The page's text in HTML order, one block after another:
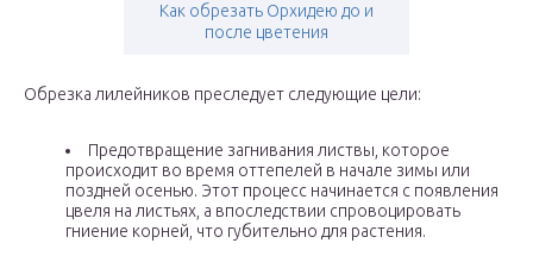
Как обрезать Орхидею до и
после цветения
Обрезка лилейников преследует следующие цели:
Предотвращение загнивания листвы, которое
происходит во время оттепелей в начале зимы или
поздней осенью. Этот процесс начинается с появления
цвеля на листьях, а впоследствии спровоцировать
гниение корней, что губительно для растения.